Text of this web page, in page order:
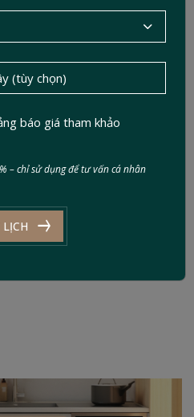
báo giá tham khảo
– chỉ sử dụng để tư vấn cá nhân